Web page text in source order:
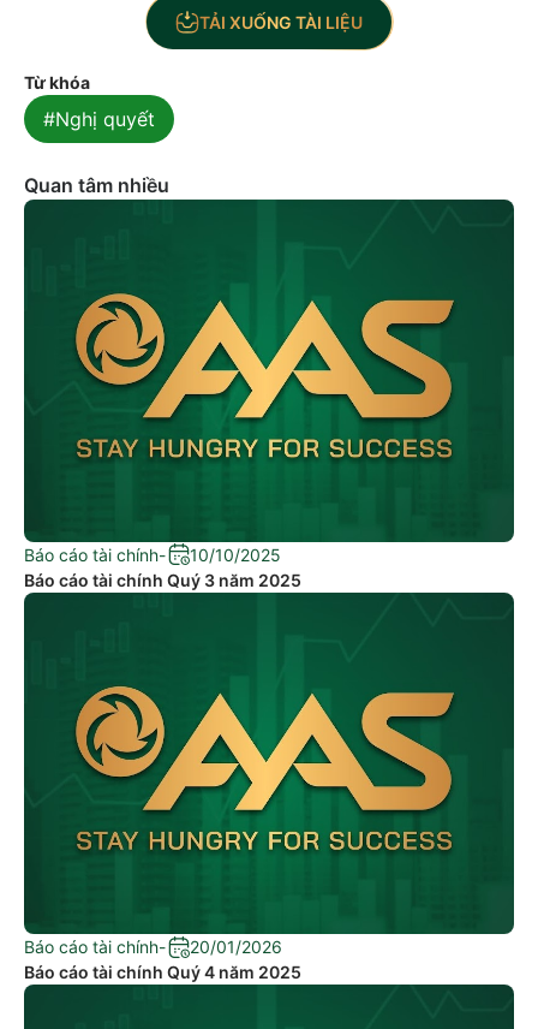
TẢI XUỐNG TÀI LIỆU
Từ khóa
#Nghị quyết
Quan tâm nhiều
Báo cáo tài chính-
10/10/2025
Báo cáo tài chính Quý 3 năm 2025
Báo cáo tài chính-
20/01/2026
Báo cáo tài chính Quý 4 năm 2025